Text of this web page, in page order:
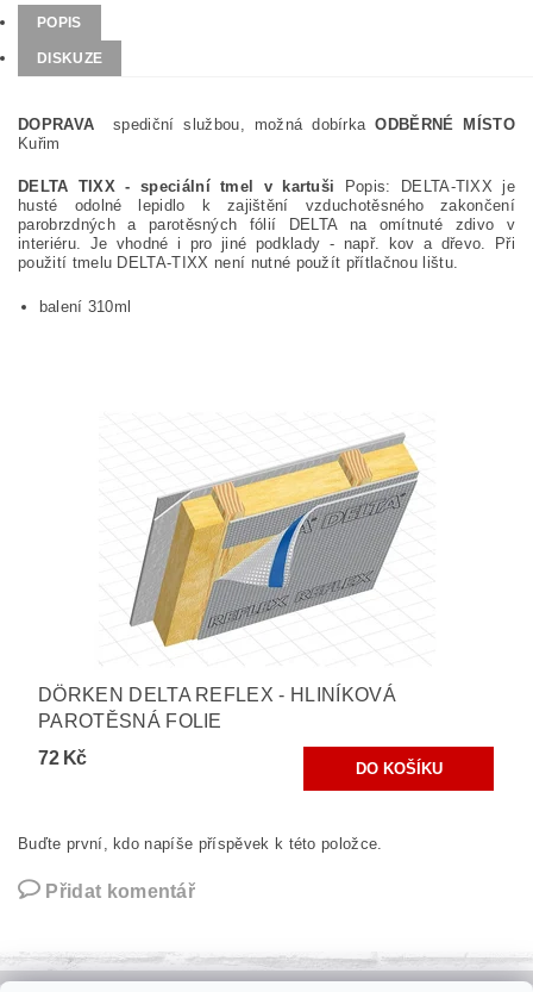
POPIS
DISKUZE
DOPRAVA spediční službou, možná dobírkaODBĚRNÉ MÍSTO
Kuřim
DELTA TIXX - speciální tmel v kartuši Popis: DELTA-TIXX je
husté odolné lepidlo k zajištění vzduchotěsného zakončení
parobrzdných a parotěsných fólií DELTA na omítnuté zdivo v
interiéru. Je vhodné i pro jiné podklady - např. kov a dřevo. Při
použití tmelu DELTA-TIXX není nutné použít přítlačnou lištu.
balení 310ml
DÖRKEN DELTA REFLEX - HLINÍKOVÁ
PAROTĚSNÁ FOLIE
72 Kč
Buďte první, kdo napíše příspěvek k této položce.
Přidat komentář